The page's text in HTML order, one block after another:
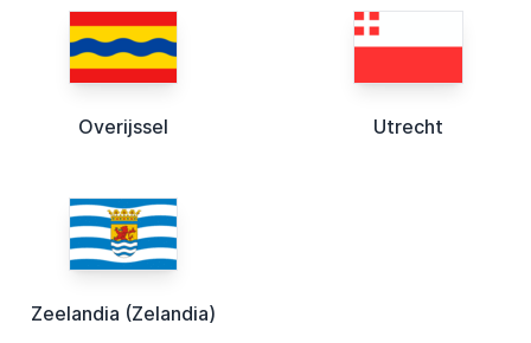
Overijssel Utrecht
Zeelandia (Zelandia)